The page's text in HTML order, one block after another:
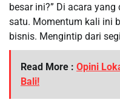
besar ini?” Di acara
satu. Momentum kali ini
bisnis. Mengintip dari
Read More : Opini
Bali!